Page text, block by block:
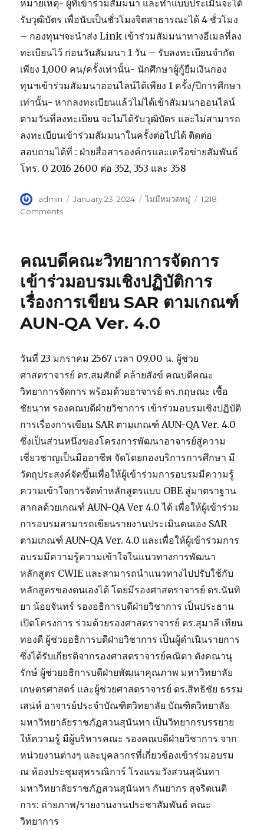
หมายเหตุ- ผู้ที่เข้าร่วมสัมมนา และทำแบบประเมินจะได้
รับวุฒิบัตร เพื่อนับเป็นชั่วโมงจิตสาธารณะได้ 4 ชั่วโมง
– กองทุนฯจะนำส่ง Link เข้าร่วมสัมมนาทางอีเมลที่ลง
ทะเบียนไว้ ก่อนวันสัมมนา 1 วัน – รับลงทะเบียนจำกัด
เพียง 1,000 คน/ครั้งเท่านั้น- นักศึกษาผู้กู้ยืมเงินกอง
ทุนฯเข้าร่วมสัมมนาออนไลน์ได้เพียง 1 ครั้ง/ปีการศึกษา
เท่านั้น- หากลงทะเบียนแล้วไม่ได้เข้าสัมมนาออนไลน์
ตามวันที่ลงทะเบียน จะไม่ได้รับวุฒิบัตร และไม่สามารถ
ลงทะเบียนเข้าร่วมสัมมนาในครั้งต่อไปได้ ติดต่อ
สอบถามได้ที่ : ฝ่ายสื่อสารองค์กรและเครือข่ายสัมพันธ์
โทร. 0 2016 2600 ต่อ 352, 353 และ 358
Author
admin
Posted
January 23, 2024 Categories
ไม่มีหมวดหมู่
1,218
Comments
ขอ
ขอ
เชิญ
ชวน
นักศึกษา
ยืม
เงิน
ทุนฯ
ลง
ทะเบียน
ร่วม
สัมมนา
ออนไลน์
คณบดีคณะวิทยาการจัดการ
เข้าร่วมอบรมเชิงปฏิบัติการ
เรื่องการเขียน SAR ตามเกณฑ์
AUN-QA Ver. 4.0
วันที่ 23 มกราคม 2567 เวลา 09.00 น. ผู้ช่วย
ศาสตราจารย์ ดร.สมศักดิ์ คล้ายสังข์ คณบดีคณะ
วิทยาการจัดการ พร้อมด้วยอาจารย์ ดร.กฤษณะ เชื้อ
ชัยนาท รองคณบดีฝ่ายวิชาการ เข้าร่วมอบรมเชิงปฏิบัติ
การเรื่องการเขียน SAR ตามเกณฑ์ AUN-QA Ver. 4.0
ซึ่งเป็นส่วนหนึ่งของโครงการพัฒนาอาจารย์สู่ความ
เชี่ยวชาญเป็นมืออาชีพ จัดโดยกองบริการการศึกษา มี
วัตถุประสงค์จัดขึ้นเพื่อให้ผู้เข้าร่วมการอบรมมีความรู้
ความเข้าใจการจัดทำหลักสูตรแบบ OBE สู่มาตราฐาน
สากลด้วยเกณฑ์ AUN-QA Ver 4.0 ได้ เพื่อให้ผู้เข้าร่วม
การอบรมสามารถเขียนรายงานประเมินตนเอง SAR
ตามเกณฑ์ AUN-QA Ver. 4.0 และเพื่อให้ผู้เข้าร่วมการ
อบรมมีความรู้ความเข้าใจในแนวทางการพัฒนา
หลักสูตร CWIE และสามารถนำแนวทางไปปรับใช้กับ
หลักสูตรของตนเองได้ โดยมีรองศาสตราจารย์ ดร.นันทิ
ยา น้อยจันทร์ รองอธิการบดีฝ่ายวิชาการ เป็นประธาน
เปิดโครงการ ร่วมด้วยรองศาสตราจารย์ ดร.สุมาลี เทียน
ทองดี ผู้ช่วยอธิการบดีฝ่ายวิชาการ เป็นผู้ดำเนินรายการ
ซึ่งได้รับเกียรติจากรองศาสตราจารย์คณิตา ตังคณานุ
รักษ์ ผู้ช่วยอธิการบดีฝ่ายพัฒนาคุณภาพ มหาวิทยาลัย
เกษตรศาสตร์ และผู้ช่วยศาสตราจารย์ ดร.สิทธิชัย ธรรม
เสน่ห์ อาจารย์ประจำบัณฑิตวิทยาลัย บัณฑิตวิทยาลัย
มหาวิทยาลัยราชภัฏสวนสุนันทา เป็นวิทยากรบรรยาย
ให้ความรู้ มีผู้บริหารคณะ รองคณบดีฝ่ายวิชาการ จาก
หน่วยงานต่างๆ และบุคลากรที่เกี่ยวข้องเข้าร่วมอบรม
ณ ห้องประชุมสุพรรณิการ์ โรงแรมวังสวนสุนันทา
มหาวิทยาลัยราชภัฏสวนสุนันทา กันยากร สุจริตเนติ
การ: ถ่ายภาพ/รายงานงานประชาสัมพันธ์ คณะ
วิทยาการ